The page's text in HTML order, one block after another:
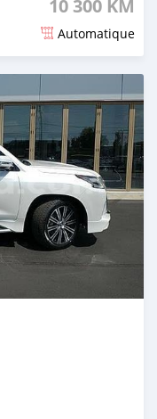
10 300 KM
Automatique